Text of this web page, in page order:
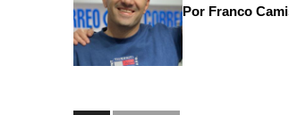
Por Franco